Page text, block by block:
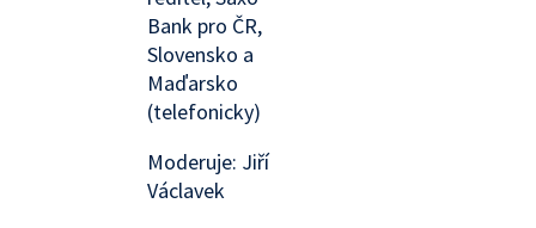
Bank pro ČR,
Slovensko a
Maďarsko
(telefonicky)
Moderuje: Jiří
Václavek